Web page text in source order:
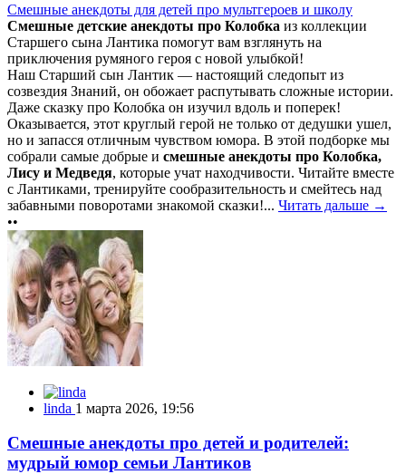
Смешные анекдоты для детей про мультгероев и школу
Смешные детские анекдоты про Колобка из коллекции
Старшего сына Лантика помогут вам взглянуть на
приключения румяного героя с новой улыбкой!
Наш Старший сын Лантик — настоящий следопыт из
созвездия Знаний, он обожает распутывать сложные истории.
Даже сказку про Колобка он изучил вдоль и поперек!
Оказывается, этот круглый герой не только от дедушки ушел,
но и запасся отличным чувством юмора. В этой подборке мы
собрали самые добрые и смешные анекдоты про Колобка,
Лису и Медведя, которые учат находчивости. Читайте вместе
с Лантиками, тренируйте сообразительность и смейтесь над
забавными поворотами знакомой сказки!... Читать дальше →
••
linda 1 марта 2026, 19:56
Смешные анекдоты про детей и родителей:
мудрый юмор семьи Лантиков